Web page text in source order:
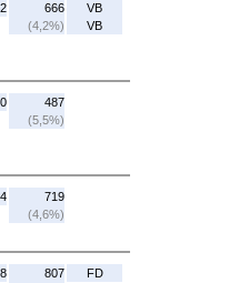
666
(4,2%)
VB
VB
487
(5,5%)
719
(4,6%)
807
FD